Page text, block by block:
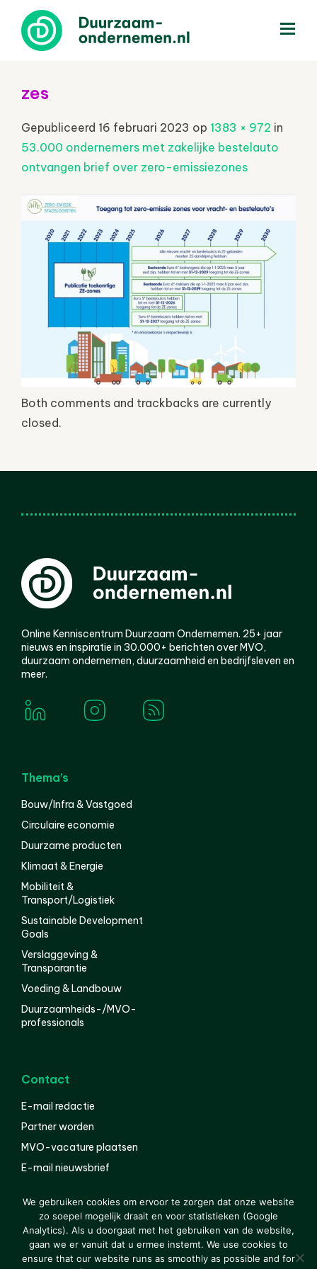
zes
Gepubliceerd 16 februari 2023 op 1383 × 972 in
53.000 ondernemers met zakelijke bestelauto
ontvangen brief over zero-emissiezones
Both comments and trackbacks are currently
closed.
Online Kenniscentrum Duurzaam Ondernemen. 25+ jaar
nieuws en inspiratie in 30.000+ berichten over MVO,
duurzaam ondernemen, duurzaamheid en bedrijfsleven en
meer.
Thema’s
Bouw/Infra & Vastgoed
Circulaire economie
Duurzame producten
Klimaat & Energie
Mobiliteit &
Transport/Logistiek
Sustainable Development
Goals
Verslaggeving &
Transparantie
Voeding & Landbouw
Duurzaamheids-/MVO-
professionals
Contact
E-mail redactie
Partner worden
MVO-vacature plaatsen
E-mail nieuwsbrief
© 2000-2026 Van der Molen EIS Colofon
Disclaimer
Privacy
We gebruiken cookies om ervoor te zorgen dat onze website
zo soepel mogelijk draait en voor statistieken (Google
Analytics). Als u doorgaat met het gebruiken van de website,
gaan we er vanuit dat u ermee instemt. We use cookies to
ensure that our website runs as smoothly as possible and for